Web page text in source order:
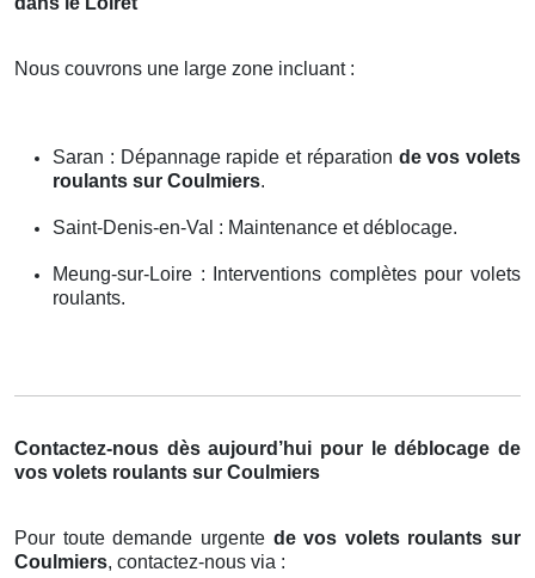
Nous couvrons une large zone incluant :
Saran : Dépannage rapide et réparation de vos volets
roulants sur Coulmiers.
Saint-Denis-en-Val : Maintenance et déblocage.
Meung-sur-Loire : Interventions complètes pour volets
roulants.
Contactez-nous dès aujourd’hui pour le déblocage de
vos volets roulants sur Coulmiers
Pour toute demande urgente de vos volets roulants sur
Coulmiers, contactez-nous via :